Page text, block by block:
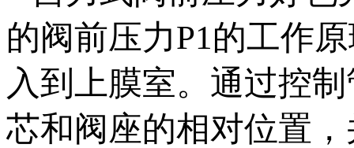
的阀前压力P1的工作
入到上膜室。通过
芯和阀座的相对位置